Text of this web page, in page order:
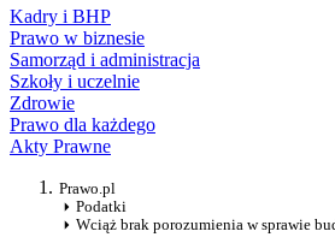
Kadry i BHP
Prawo w biznesie
Samorząd i administracja
Szkoły i uczelnie
Zdrowie
Prawo dla każdego
Akty Prawne
Prawo.pl
Podatki
Wciąż brak porozumienia w sprawie